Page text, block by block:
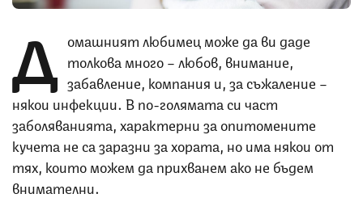
Д омашният любимец може да ви даде
толкова много – любов, внимание,
забавление, компания и, за съжаление –
някои инфекции. В по-голямата си част
заболяванията, характерни за опитомените
кучета не са заразни за хората, но има някои от
тях, които можем да прихванем ако не бъдем
внимателни.